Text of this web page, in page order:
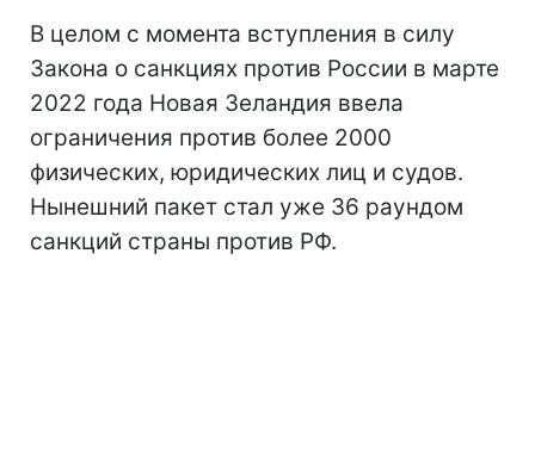
В целом с момента вступления в силу
Закона о санкциях против России в марте
2022 года Новая Зеландия ввела
ограничения против более 2000
физических, юридических лиц и судов.
Нынешний пакет стал уже 36 раундом
санкций страны против РФ.